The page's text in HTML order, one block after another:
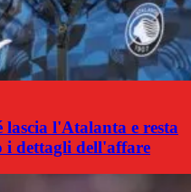
l'Atalanta e resta
i dettagli dell'affare